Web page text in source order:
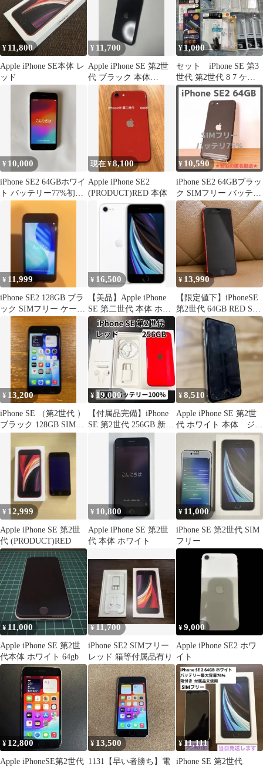
¥ 11,800
Apple iPhone SE本体 レ
ッド
¥ 11,700
Apple iPhone SE 第2世
代 ブラック 本体
128GB 79%
¥1,000
セット iPhone SE 第3
世代 第2世代 8 7 ケー
ス フィルム 新品
¥ 10,000
iPhone SE2 64GBホワイ
ト バッテリー77%初期
化済み
現在 ¥8,100
Apple iPhone SE2
(PRODUCT)RED 本体
¥ 10,590
iPhone SE2 64GBブラッ
ク SIMフリー バッテリ
75%【本体のみ】
¥ 11,999
iPhone SE2 128GB ブラ
ック SIMフリー ケース
おまけ
¥ 16,500
【美品】Apple iPhone
SE 第二世代 本体 ホワ
イト SIMフリー
¥ 13,990
【限定値下】iPhoneSE
第2世代 64GB RED SIM
フリー ケース付
¥ 13,200
iPhone SE （第2世代 ）
ブラック 128GB SIMフ
¥ 19,000
【付属品完備】iPhone
SE 第2世代 256GB 新品
バッテリー100%
¥8,510
Apple iPhone SE 第2世
代 ホワイト 本体 ジャ
ンク扱い
¥ 12,999
Apple iPhone SE 第2世
代 (PRODUCT)RED
¥ 10,800
Apple iPhone SE 第2世
代 本体 ホワイト
¥ 11,000
iPhone SE 第2世代 SIM
フリー
¥ 11,000
Apple iPhone SE 第2世
代本体 ホワイト 64gb
¥11,700
iPhone SE2 SIMフリー
レッド 箱等付属品有り
¥9,000
Apple iPhone SE2 ホワ
イト
¥ 12,800
Apple iPhoneSE第2世代
¥ 13,500
1131【早い者勝ち】電
¥ 11,111
iPhone SE 第2世代